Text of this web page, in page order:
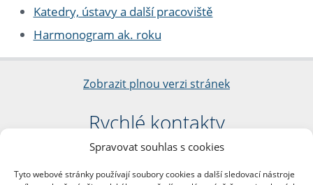
Spravovat souhlas s cookies
Tyto webové stránky používají soubory cookies a další sledovací nástroje
Katedry, ústavy a další pracoviště
Harmonogram ak. roku
Zobrazit plnou verzi stránek
Rychlé kontakty
Filozofická fakulta
nám. Jana Palacha 1/2